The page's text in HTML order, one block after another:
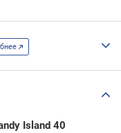
Island 40